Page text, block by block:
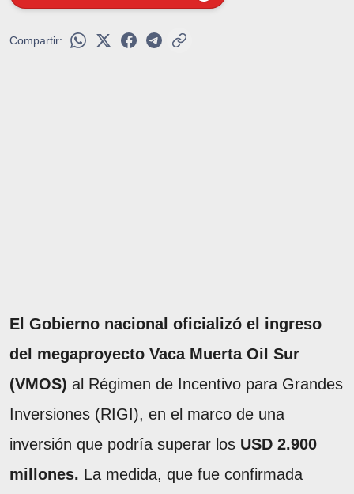
Compartir:
El Gobierno nacional oficializó el ingreso
del megaproyecto Vaca Muerta Oil Sur
(VMOS) al Régimen de Incentivo para Grandes
Inversiones (RIGI), en el marco de una
inversión que podría superar los USD 2.900
millones. La medida, que fue confirmada